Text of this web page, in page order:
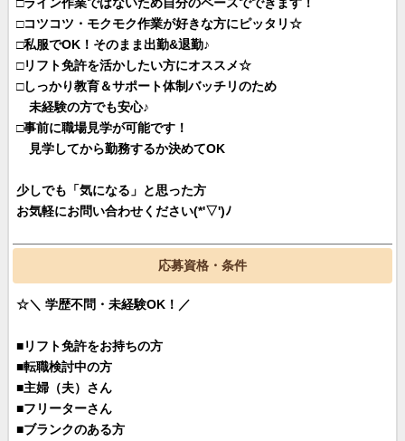
□コツコツ・モクモク作業が好きな方にピッタリ☆
□私服でOK！そのまま出勤&退勤♪
□リフト免許を活かしたい方にオススメ☆
□しっかり教育＆サポート体制バッチリのため
未経験の方でも安心♪
□事前に職場見学が可能です！
見学してから勤務するか決めてOK
少しでも「気になる」と思った方
お気軽にお問い合わせください(*'▽')ﾉ
応募資格・条件
☆＼ 学歴不問・未経験OK！／
■リフト免許をお持ちの方
■転職検討中の方
■主婦（夫）さん
■フリーターさん
■ブランクのある方